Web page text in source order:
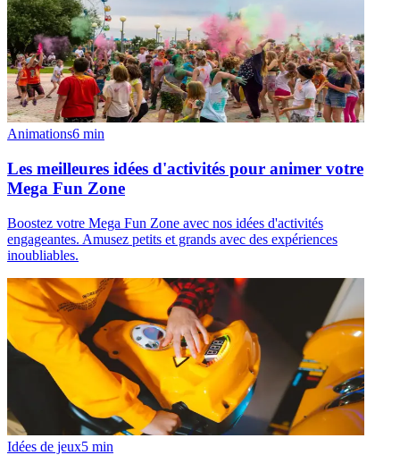
Animations6 min
Les meilleures idées d'activités pour animer votre
Mega Fun Zone
Boostez votre Mega Fun Zone avec nos idées d'activités
engageantes. Amusez petits et grands avec des expériences
inoubliables.
Idées de jeux5 min